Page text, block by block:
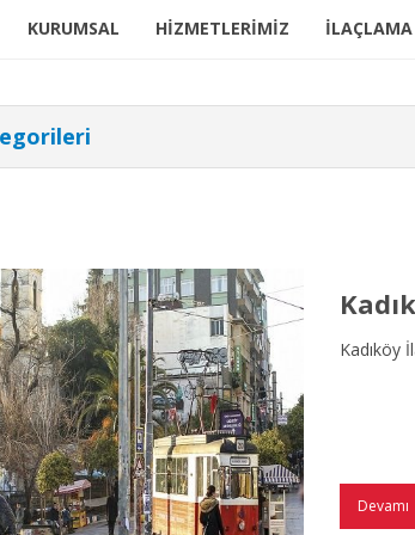
KURUMSAL HİZMETLERİMİZ
Kadıköy
Devamı